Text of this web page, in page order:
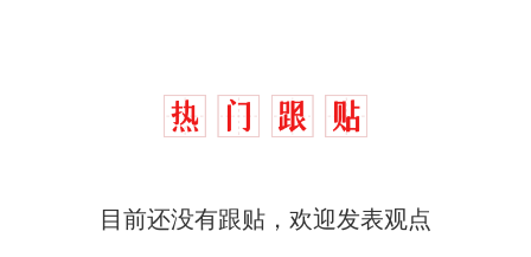
目前还没有跟贴，欢迎发表观点
热
十多万人报名的考试，成绩
新
全球唯一没有法定首都的国
家，刚改国名，总统就邀请中